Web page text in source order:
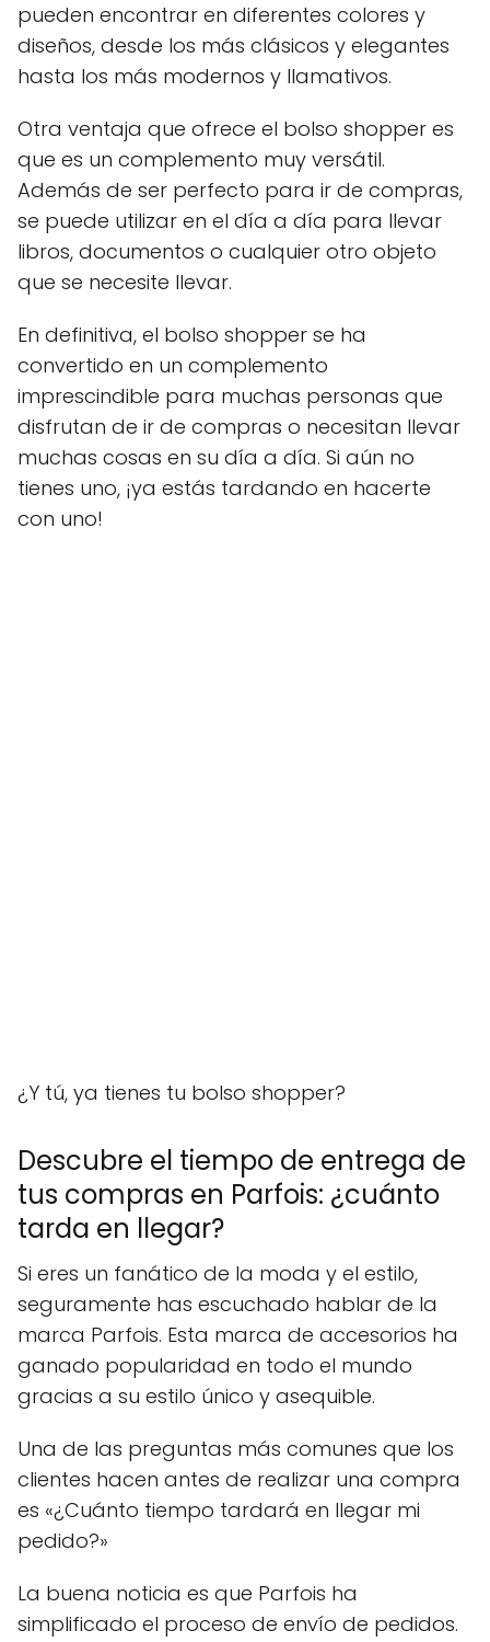
pueden encontrar en diferentes colores y
diseños, desde los más clásicos y elegantes
hasta los más modernos y llamativos.
Otra ventaja que ofrece el bolso shopper es
que es un complemento muy versátil.
Además de ser perfecto para ir de compras,
se puede utilizar en el día a día para llevar
libros, documentos o cualquier otro objeto
que se necesite llevar.
En definitiva, el bolso shopper se ha
convertido en un complemento
imprescindible para muchas personas que
disfrutan de ir de compras o necesitan llevar
muchas cosas en su día a día. Si aún no
tienes uno, ¡ya estás tardando en hacerte
con uno!
¿Y tú, ya tienes tu bolso shopper?
Descubre el tiempo de entrega de
tus compras en Parfois: ¿cuánto
tarda en llegar?
Si eres un fanático de la moda y el estilo,
seguramente has escuchado hablar de la
marca Parfois. Esta marca de accesorios ha
ganado popularidad en todo el mundo
gracias a su estilo único y asequible.
Una de las preguntas más comunes que los
clientes hacen antes de realizar una compra
es «¿Cuánto tiempo tardará en llegar mi
pedido?»
La buena noticia es que Parfois ha
simplificado el proceso de envío de pedidos.